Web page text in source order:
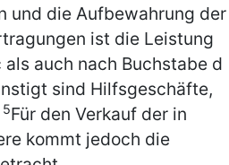
und die Aufbewahrung der
ist die Leistung
auch nach Buchstabe d
sind Hilfsgeschäfte,
5Für den Verkauf der in
kommt jedoch die